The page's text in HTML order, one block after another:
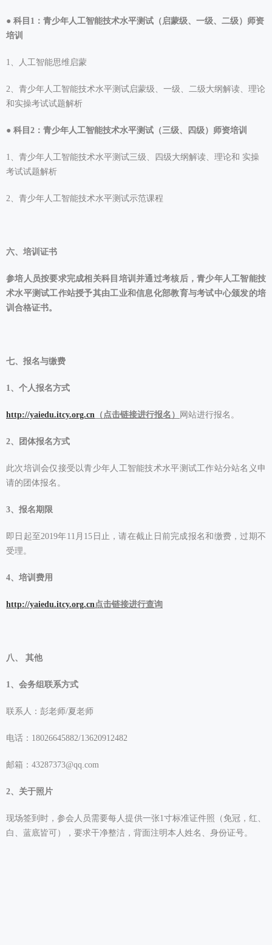
● 科目1：青少年人工智能技术水平测试（启蒙级、一级、二级）师资
培训
1、人工智能思维启蒙
2、青少年人工智能技术水平测试启蒙级、一级、二级大纲解读、理论
和实操考试试题解析
● 科目2：青少年人工智能技术水平测试（三级、四级）师资培训
1、青少年人工智能技术水平测试三级、四级大纲解读、理论和 实操
考试试题解析
2、青少年人工智能技术水平测试示范课程
六、培训证书
参培人员按要求完成相关科目培训并通过考核后，青少年人工智能技
术水平测试工作站授予其由工业和信息化部教育与考试中心颁发的培
训合格证书。
七、报名与缴费
1、个人报名方式
http://yaiedu.itcy.org.cn （点击链接进行报名） 网站进行报名。
2、团体报名方式
此次培训会仅接受以青少年人工智能技术水平测试工作站分站名义申
请的团体报名。
3、报名期限
即日起至2019年11月15日止，请在截止日前完成报名和缴费，过期不
受理。
4、培训费用
http://yaiedu.itcy.org.cn点击链接进行查询
八、 其他
1、会务组联系方式
联系人：彭老师/夏老师
电话：18026645882/13620912482
邮箱：43287373@qq.com
2、关于照片
现场签到时，参会人员需要每人提供一张1寸标准证件照（免冠，红、
白、蓝底皆可），要求干净整洁，背面注明本人姓名、身份证号。